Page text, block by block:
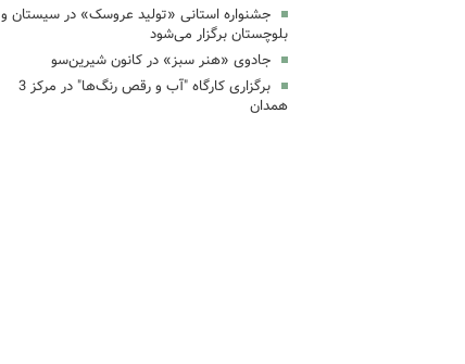
جشنواره استانی «تولید عروسک» در سیستان و
بلوچستان برگزار می‌شود
جادوی «هنر سبز» در کانون شیرین‌سو
برگزاری کارگاه "آب و رقص رنگ‌ها" در مرکز 3
همدان